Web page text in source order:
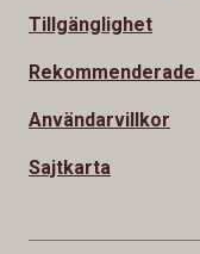
Tillgänglighet
Användarvillkor
Sajtkarta